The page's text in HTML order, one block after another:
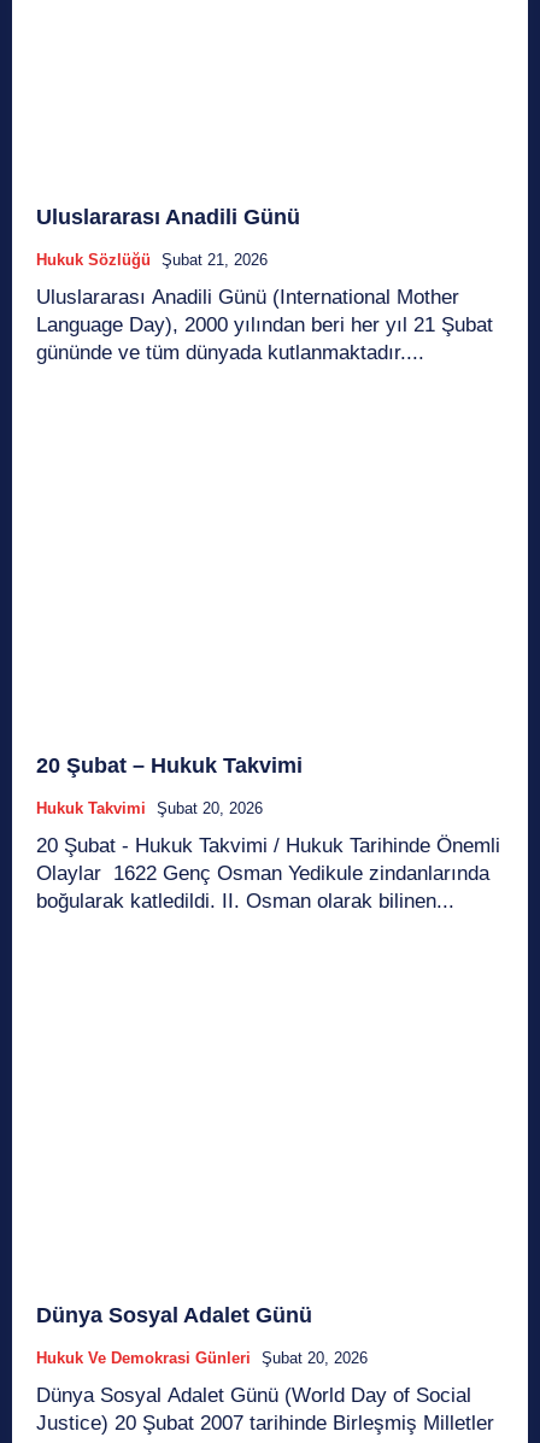
Uluslararası Anadili Günü
Hukuk Sözlüğü Şubat 21, 2026
Uluslararası Anadili Günü (International Mother
Language Day), 2000 yılından beri her yıl 21 Şubat
gününde ve tüm dünyada kutlanmaktadır....
20 Şubat – Hukuk Takvimi
Hukuk Takvimi Şubat 20, 2026
20 Şubat - Hukuk Takvimi / Hukuk Tarihinde Önemli
Olaylar 1622 Genç Osman Yedikule zindanlarında
boğularak katledildi. II. Osman olarak bilinen...
Dünya Sosyal Adalet Günü
Hukuk Ve Demokrasi Günleri Şubat 20, 2026
Dünya Sosyal Adalet Günü (World Day of Social
Justice) 20 Şubat 2007 tarihinde Birleşmiş Milletler